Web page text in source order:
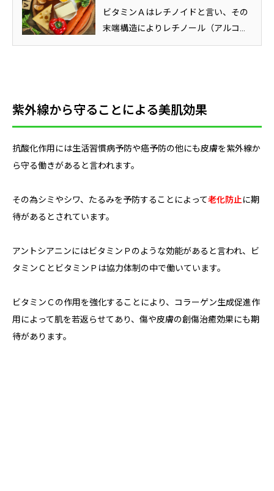
ビタミンＡはレチノイドと言い、その
末端構造によりレチノール（アルコー
ル）、レチナール（アルデヒド）、...
紫外線から守ることによる美肌効果
抗酸化作用には生活習慣病予防や癌予防の他にも皮膚を紫外線か
ら守る働きがあると言われます。
その為シミやシワ、たるみを予防することによって老化防止に期
待があるとされています。
アントシアニンにはビタミンＰのような効能があると言われ、ビ
タミンＣとビタミンＰは協力体制の中で働いています。
ビタミンＣの作用を強化することにより、コラーゲン生成促進作
用によって肌を若返らせてあり、傷や皮膚の創傷治癒効果にも期
待があります。